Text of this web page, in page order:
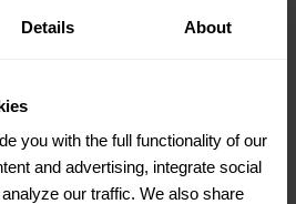
Details About
you with the full functionality of our
and advertising, integrate social
our traffic. We also share
багато іншого
версію Getpin